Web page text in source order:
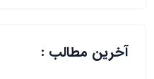
آخرین مطالب :